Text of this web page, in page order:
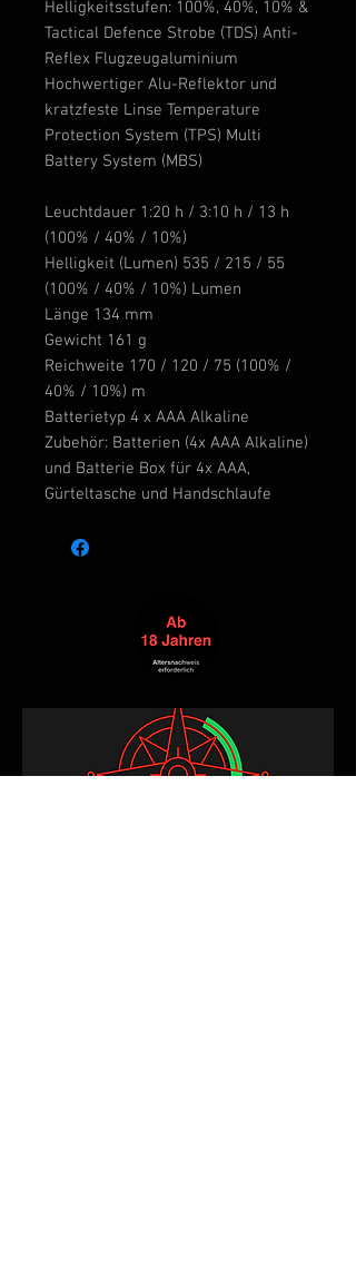
Helligkeitsstufen: 100%, 40%, 10% &
Tactical Defence Strobe (TDS) Anti-
Reflex Flugzeugaluminium
Hochwertiger Alu-Reflektor und
kratzfeste Linse Temperature
Protection System (TPS) Multi
Battery System (MBS)
Leuchtdauer 1:20 h / 3:10 h / 13 h
(100% / 40% / 10%)
Helligkeit (Lumen) 535 / 215 / 55
(100% / 40% / 10%) Lumen
Länge 134 mm
Gewicht 161 g
Reichweite 170 / 120 / 75 (100% /
40% / 10%) m
Batterietyp 4 x AAA Alkaline
Zubehör: Batterien (4x AAA Alkaline)
und Batterie Box für 4x AAA,
Gürteltasche und Handschlaufe